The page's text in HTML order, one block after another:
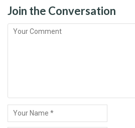
Join the Conversation